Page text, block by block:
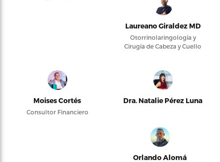
Laureano Giraldez MD
Otorrinolaringología y
Cirugía de Cabeza y Cuello
Moises Cortés
Consultor Financiero
Dra. Natalie Pérez Luna
Orlando Alomá